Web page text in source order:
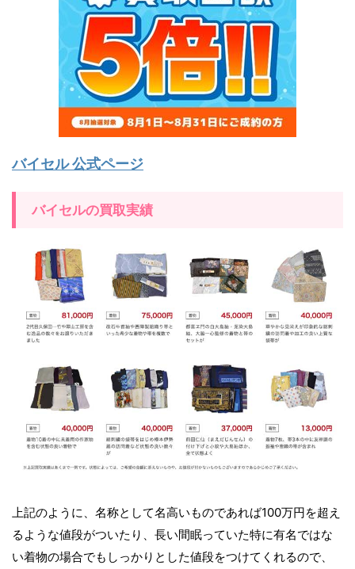
バイセル 公式ページ
バイセルの買取実績
上記のように、名称として名高いものであれば100万円を超え
るような値段がついたり、長い間眠っていた特に有名ではな
い着物の場合でもしっかりとした値段をつけてくれるので、